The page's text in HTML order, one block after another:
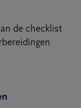
de checklist